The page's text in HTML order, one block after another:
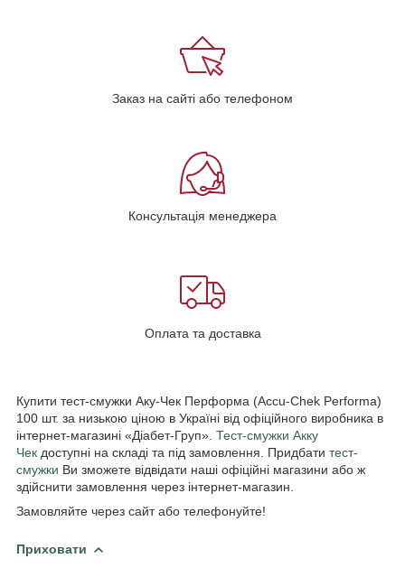
Заказ на сайті або телефоном
Консультація менеджера
Оплата та доставка
Купити тест-смужки Аку-Чек Перформа (Accu-Chek Performa)
100 шт. за низькою ціною в Україні від офіційного виробника в
інтернет-магазині «Діабет-Груп». Тест-смужки Акку
Чек доступні на складі та під замовлення. Придбати тест-
смужки Ви зможете відвідати наші офіційні магазини або ж
здійснити замовлення через інтернет-магазин.
Замовляйте через сайт або телефонуйте!
Приховати